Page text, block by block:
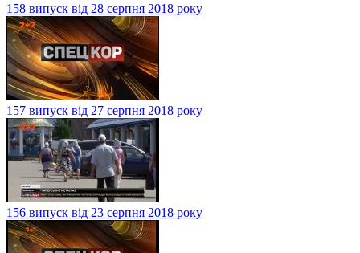
158 випуск від 28 серпня 2018 року
157 випуск від 27 серпня 2018 року
156 випуск від 23 серпня 2018 року